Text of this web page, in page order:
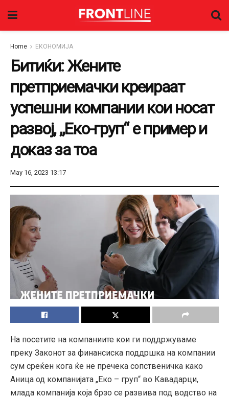
Home ЕКОНОМИЈА
Битиќи: Жените
претприемачки креираат
успешни компании кои носат
развој, „Еко-груп“ е пример и
доказ за тоа
May 16, 2023 13:17
На посетите на компаниите кои ги поддржуваме
преку Законот за финансиска поддршка на компании
сум среќен кога ќе не пречека сопственичка како
Аница од компанијата „Еко – груп“ во Кавадарци,
млада компанија која брзо се развива под водство на